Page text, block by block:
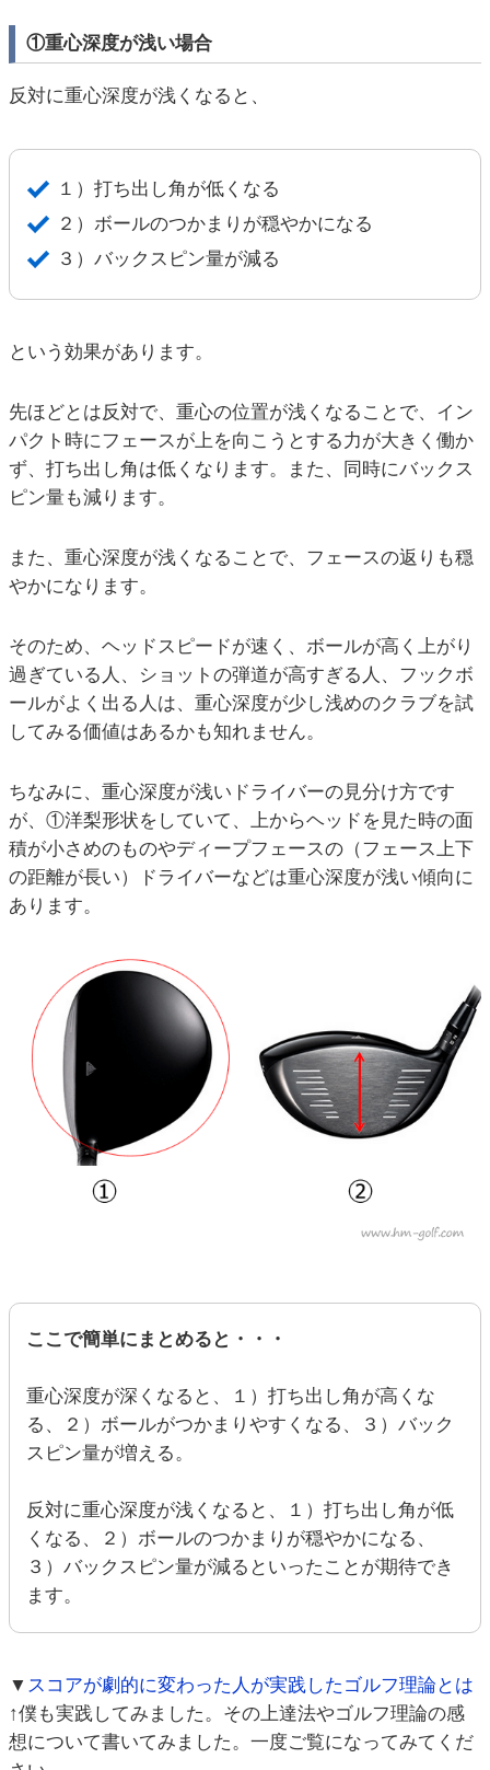
①重心深度が浅い場合
反対に重心深度が浅くなると、
１）打ち出し角が低くなる
２）ボールのつかまりが穏やかになる
３）バックスピン量が減る
という効果があります。
先ほどとは反対で、重心の位置が浅くなることで、イン
パクト時にフェースが上を向こうとする力が大きく働か
ず、打ち出し角は低くなります。また、同時にバックス
ピン量も減ります。
また、重心深度が浅くなることで、フェースの返りも穏
やかになります。
そのため、ヘッドスピードが速く、ボールが高く上がり
過ぎている人、ショットの弾道が高すぎる人、フックボ
ールがよく出る人は、重心深度が少し浅めのクラブを試
してみる価値はあるかも知れません。
ちなみに、重心深度が浅いドライバーの見分け方です
が、①洋梨形状をしていて、上からヘッドを見た時の面
積が小さめのものやディープフェースの（フェース上下
の距離が長い）ドライバーなどは重心深度が浅い傾向に
あります。
ここで簡単にまとめると・・・
重心深度が深くなると、１）打ち出し角が高くな
る、２）ボールがつかまりやすくなる、３）バック
スピン量が増える。
反対に重心深度が浅くなると、１）打ち出し角が低
くなる、２）ボールのつかまりが穏やかになる、
３）バックスピン量が減るといったことが期待でき
ます。
▼ スコアが劇的に変わった人が実践したゴルフ理論とは
↑僕も実践してみました。その上達法やゴルフ理論の感
想について書いてみました。一度ご覧になってみてくだ